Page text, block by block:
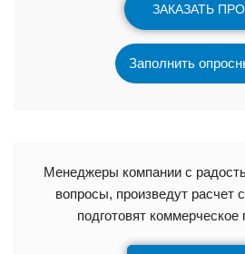
ЗАКАЗАТЬ
Заполнить
Менеджеры компании с
опросы, произведут расчет
подготовят